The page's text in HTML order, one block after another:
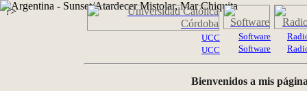
?>
UCC
UCC
Software
Software
Bienvenidos a mis